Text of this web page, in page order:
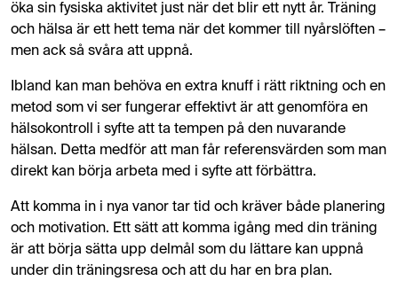
öka sin fysiska aktivitet just när det blir ett nytt år. Träning
och hälsa är ett hett tema när det kommer till nyårslöften –
men ack så svåra att uppnå.
Ibland kan man behöva en extra knuff i rätt riktning och en
metod som vi ser fungerar effektivt är att genomföra en
hälsokontroll i syfte att ta tempen på den nuvarande
hälsan. Detta medför att man får referensvärden som man
direkt kan börja arbeta med i syfte att förbättra.
Att komma in i nya vanor tar tid och kräver både planering
och motivation. Ett sätt att komma igång med din träning
är att börja sätta upp delmål som du lättare kan uppnå
under din träningsresa och att du har en bra plan.